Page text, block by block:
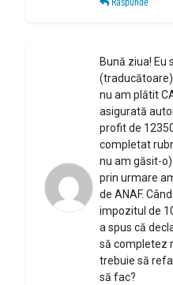
Răspunde
Bună ziua! Eu
nu am plătit
asigurată
profit de
completat
nu am găsit-
prin urmare
de ANAF.
impozitul de
a spus că
să completez
trebuie să
să fac?